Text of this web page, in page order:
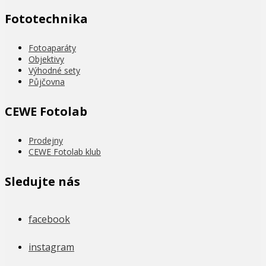
Fototechnika
Fotoaparáty
Objektivy
Výhodné sety
Půjčovna
CEWE Fotolab
Prodejny
CEWE Fotolab klub
Sledujte nás
facebook
instagram